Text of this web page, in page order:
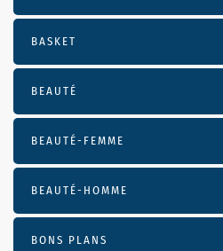
BASKET
BEAUTÉ
BEAUTÉ-FEMME
BEAUTÉ-HOMME
BONS PLANS